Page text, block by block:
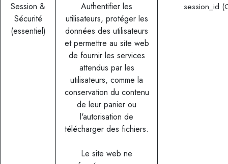
Session &
Sécurité
(essentiel)
Authentifier les
utilisateurs, protéger les
données des utilisateurs
et permettre au site web
de fournir les services
attendus par les
utilisateurs, comme la
conservation du contenu
de leur panier ou
l'autorisation de
télécharger des fichiers.
Le site web ne
session_id